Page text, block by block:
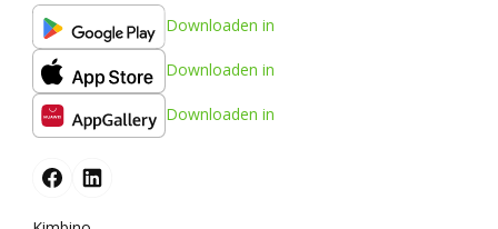
Downloaden in
Downloaden in
Downloaden in